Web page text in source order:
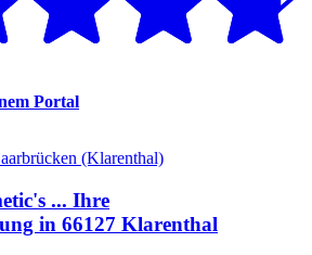
Portal
(Klarenthal)
... Ihre
in 66127 Klarenthal